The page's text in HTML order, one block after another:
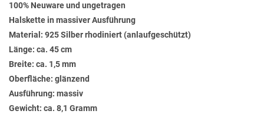
100% Neuware und ungetragen
Halskette in massiver Ausführung
Material: 925 Silber rhodiniert (anlaufgeschützt)
Länge: ca. 45 cm
Breite: ca. 1,5 mm
Oberfläche: glänzend
Ausführung: massiv
Gewicht: ca. 8,1 Gramm